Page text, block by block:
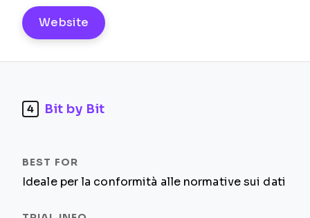
Website
4 Bit by Bit
Ideale per la conformità alle normative sui dati